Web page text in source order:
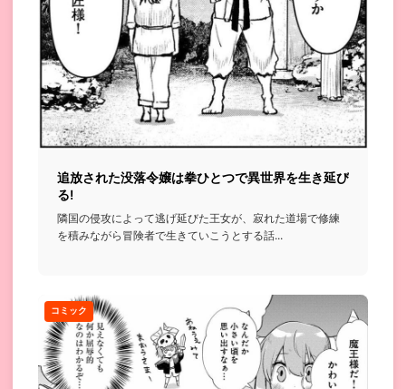
追放された没落令嬢は拳ひとつで異世界を生き延び
る!
隣国の侵攻によって逃げ延びた王女が、寂れた道場で修練
を積みながら冒険者で生きていこうとする話...
コミック